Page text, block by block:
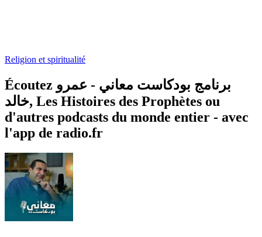
Religion et spiritualité
Écoutez برنامج بودكاست معاني - عمرو
خالد, Les Histoires des Prophètes ou
d'autres podcasts du monde entier - avec
l'app de radio.fr